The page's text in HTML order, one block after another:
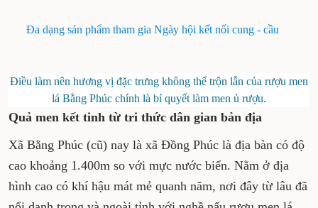
Đa dạng sản phẩm tham gia Ngày hội kết nối cung - cầu
Điều làm nên hương vị đặc trưng không thể trộn lẫn của rượu men
lá Bằng Phúc chính là bí quyết làm men ủ rượu.
Quả men kết tinh từ tri thức dân gian bản địa
Xã Bằng Phúc (cũ) nay là xã Đồng Phúc là địa bàn có độ
cao khoảng 1.400m so với mực nước biển. Nằm ở địa
hình cao có khí hậu mát mẻ quanh năm, nơi đây từ lâu đã